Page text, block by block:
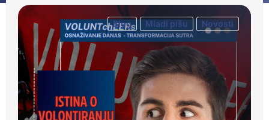
Blog Mladi pišu Novosti